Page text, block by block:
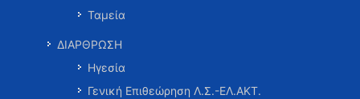
Ταμεία
ΔΙΑΡΘΡΩΣΗ
Ηγεσία
Γενική Επιθεώρηση Λ.Σ.-ΕΛ.ΑΚΤ.